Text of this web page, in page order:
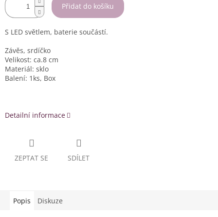
Přidat do košíku
S LED světlem, baterie součástí.
Závěs, srdíčko
Velikost: ca.8 cm
Materiál: sklo
Balení: 1ks, Box
Detailní informace
ZEPTAT SE SDÍLET
Popis Diskuze